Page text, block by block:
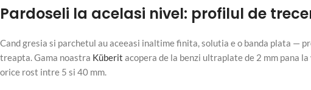
Pardoseli la acelasi nivel: profilul de
Cand gresia si parchetul au aceeasi inaltime finita, solutia e o banda plata —
treapta. Gama noastra Küberit acopera de la benzi ultraplate de 2 mm pana
orice rost intre 5 si 40 mm.